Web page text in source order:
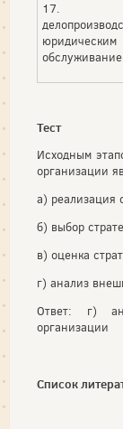
17.
юридическим
Тест
Исходным
организации
а) реализация
б) выбор
в) оценка
г) анализ
Ответ: г)
организации
Список